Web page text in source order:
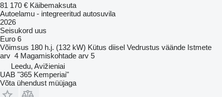
81 170 € Käibemaksuta
Autoelamu - integreeritud autosuvila
2026
Seisukord uus
Euro 6
Võimsus 180 h.j. (132 kW) Kütus diisel Vedrustus väände Istmete
arv 4 Magamiskohtade arv 5
Leedu, Avižieniai
UAB "365 Kemperiai"
Võta ühendust müüjaga